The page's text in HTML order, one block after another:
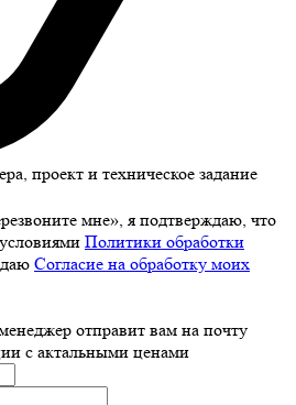
проект и техническое задание
мне», я подтверждаю, что
Политики обработки
Согласие на обработку моих
отправит вам на почту
с актальными ценами